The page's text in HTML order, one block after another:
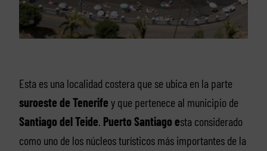
Esta es una localidad costera que se ubica en la parte
suroeste de Tenerife y que pertenece al municipio de
Santiago del Teide. Puerto Santiago esta considerado
como uno de los núcleos turísticos más importantes de la